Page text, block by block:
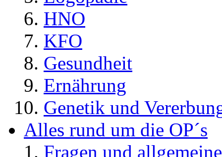
HNO
KFO
Gesundheit
Ernährung
Genetik und
Alles rund um die OP´s
Fragen und